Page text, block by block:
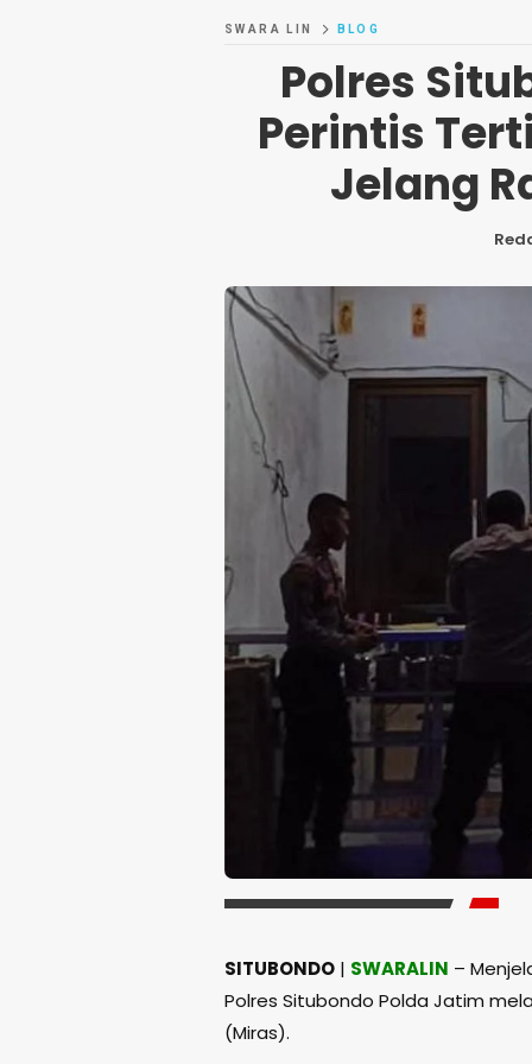
SWARA LIN BLOG
Polres
Perintis
Jelang
SITUBONDO | SWARALIN –
Polres Situbondo Polda Jatim
(Miras).